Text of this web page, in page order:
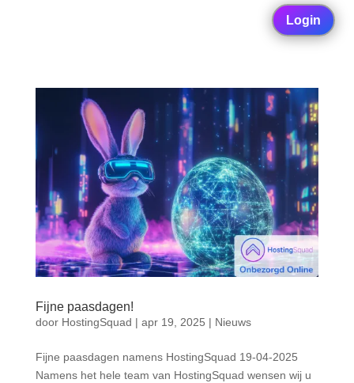
Login
Fijne paasdagen!
door HostingSquad | apr 19, 2025 | Nieuws
Fijne paasdagen namens HostingSquad 19-04-2025
Namens het hele team van HostingSquad wensen wij u